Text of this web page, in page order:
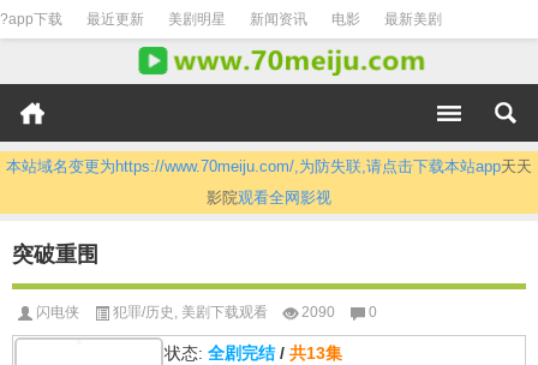
?app下载 最近更新 美剧明星 新闻资讯 电影 最新美剧
本站域名变更为https://www.70meiju.com/,为防失联,请点击下载本站app天天
影院观看全网影视
突破重围
闪电侠 犯罪/历史 , 美剧下载观看 2090 0
状态: 全剧完结/ 共13集